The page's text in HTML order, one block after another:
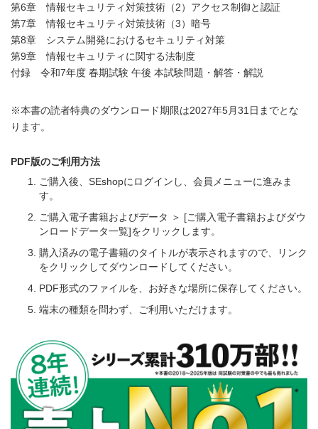
第6章 情報セキュリティ対策技術（2）アクセス制御と認証
第7章 情報セキュリティ対策技術（3）暗号
第8章 システム開発におけるセキュリティ対策
第9章 情報セキュリティに関する法制度
付録 令和7年度 春期試験 午後 本試験問題・解答・解説
※本書の読者特典のダウンロード期限は2027年5月31日までとな
ります。
PDF版のご利用方法
ご購入後、SEshopにログインし、会員メニューに進みま
す。
ご購入電子書籍およびデータ ＞ [ご購入電子書籍およびダウ
ンロードデータ一覧]をクリックします。
購入済みの電子書籍のタイトルが表示されますので、リンク
をクリックしてダウンロードしてください。
PDF形式のファイルを、お好きな場所に保存してください。
端末の種類を問わず、ご利用いただけます。